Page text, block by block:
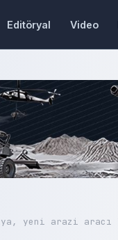
Editöryal Video
yeni arazi aracı